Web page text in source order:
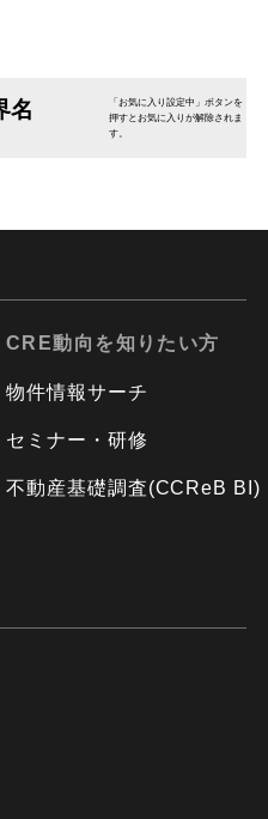
名
「お気に入り設定中」ボタンを
押すとお気に入りが解除されま
す。
CRE動向を知りたい方
物件情報サーチ
セミナー・研修
不動産基礎調査(CCReB BI)